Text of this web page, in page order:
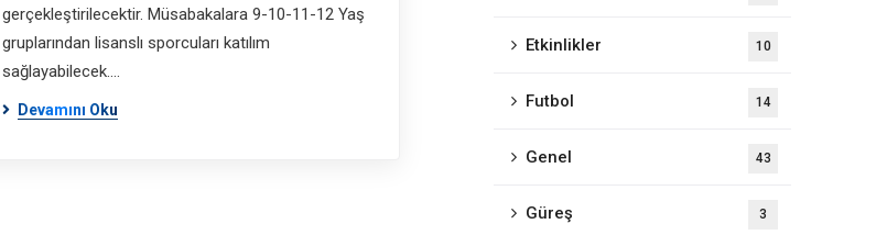
gerçekleştirilecektir. Müsabakalara 9-10-11-12 Yaş
gruplarından lisanslı sporcuları katılım
sağlayabilecek.…
Devamını Oku
Etkinlikler 10
Futbol 14
Genel 43
Güreş 3